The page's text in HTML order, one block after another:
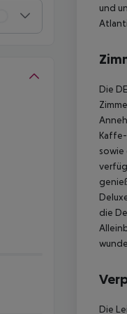
und
Die
sowie
die
Die